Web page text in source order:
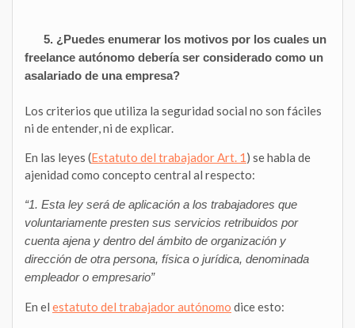
5. ¿Puedes enumerar los motivos por los cuales un
freelance autónomo debería ser considerado como un
asalariado de una empresa?
Los criterios que utiliza la seguridad social no son fáciles
ni de entender, ni de explicar.
En las leyes (Estatuto del trabajador Art. 1) se habla de
ajenidad como concepto central al respecto:
“1. Esta ley será de aplicación a los trabajadores que
voluntariamente presten sus servicios retribuidos por
cuenta ajena y dentro del ámbito de organización y
dirección de otra persona, física o jurídica, denominada
empleador o empresario”
En el estatuto del trabajador autónomo dice esto: